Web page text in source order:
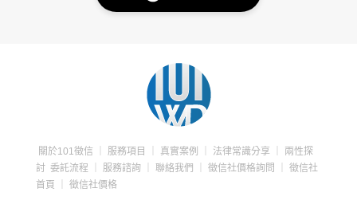
關於101徵信 服務項目 真實案例 法律常識分享
兩性探
討 委託流程 服務諮詢 聯絡我們 徵信社價格詢問
徵信社
首頁
徵信社價格